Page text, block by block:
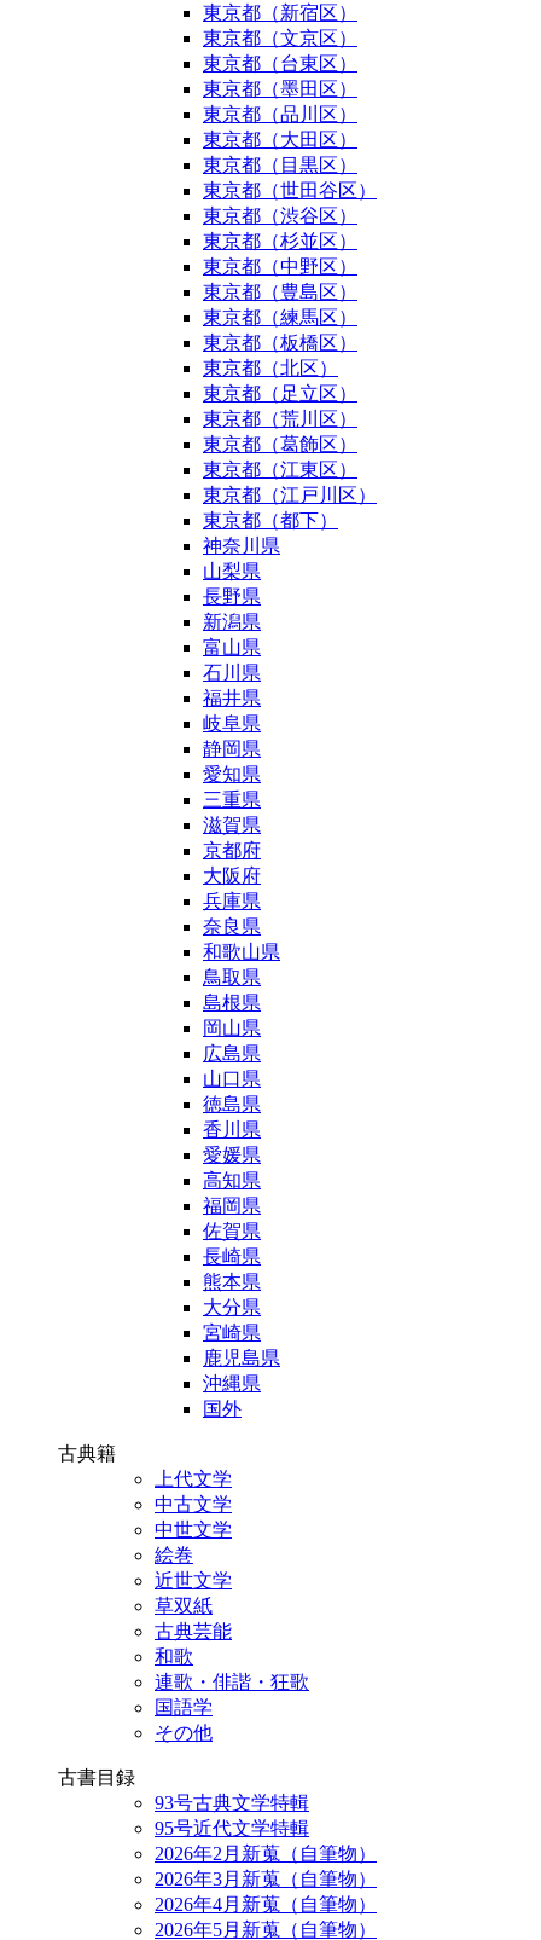
東京都（新宿区）
東京都（文京区）
東京都（台東区）
東京都（墨田区）
東京都（品川区）
東京都（大田区）
東京都（目黒区）
東京都（世田谷区）
東京都（渋谷区）
東京都（杉並区）
東京都（中野区）
東京都（豊島区）
東京都（練馬区）
東京都（板橋区）
東京都（北区）
東京都（足立区）
東京都（荒川区）
東京都（葛飾区）
東京都（江東区）
東京都（江戸川区）
東京都（都下）
神奈川県
山梨県
長野県
新潟県
富山県
石川県
福井県
岐阜県
静岡県
愛知県
三重県
滋賀県
京都府
大阪府
兵庫県
奈良県
和歌山県
鳥取県
島根県
岡山県
広島県
山口県
徳島県
香川県
愛媛県
高知県
福岡県
佐賀県
長崎県
熊本県
大分県
宮崎県
鹿児島県
沖縄県
国外
古典籍
上代文学
中古文学
中世文学
絵巻
近世文学
草双紙
古典芸能
和歌
連歌・俳諧・狂歌
国語学
その他
古書目録
93号古典文学特輯
95号近代文学特輯
2026年2月新蒐（自筆物）
2026年3月新蒐（自筆物）
2026年4月新蒐（自筆物）
2026年5月新蒐（自筆物）